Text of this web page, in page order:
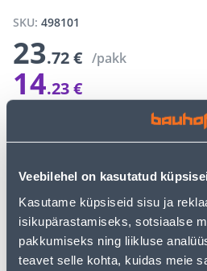
Veebilehel on kasutatud
Kasutame küpsiseid sisu ja
isikupärastamiseks, sotsiaalse
pakkumiseks ning liikluse
teavet selle kohta, kuidas meie
SKU: 498101
23.72 € /pakk
14.23 €
The special prices of the online store may
E-shop campaign price for a
+